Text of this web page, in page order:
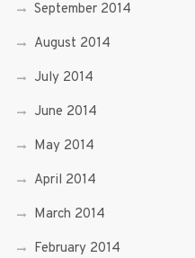
September 2014
August 2014
July 2014
June 2014
May 2014
April 2014
March 2014
February 2014